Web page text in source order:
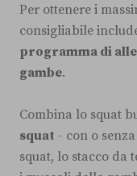
Per ottenere i
consigliabile
programma di
gambe.
Combina lo squat
squat - con o
squat, lo stacco da